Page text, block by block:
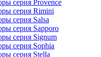
серия Malta
серия Marselles
серия Milan
серия Monaco
серия Nabur
серия Nizza
серия Nizza P.L.